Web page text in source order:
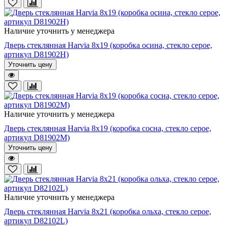
Наличие уточнить у менеджера
Дверь стеклянная Harvia 8х19 (коробка осина, стекло серое,
артикул D81902H)
Уточнить цену
Наличие уточнить у менеджера
Дверь стеклянная Harvia 8х19 (коробка сосна, стекло серое,
артикул D81902M)
Уточнить цену
Наличие уточнить у менеджера
Дверь стеклянная Harvia 8х21 (коробка ольха, стекло серое,
артикул D82102L)